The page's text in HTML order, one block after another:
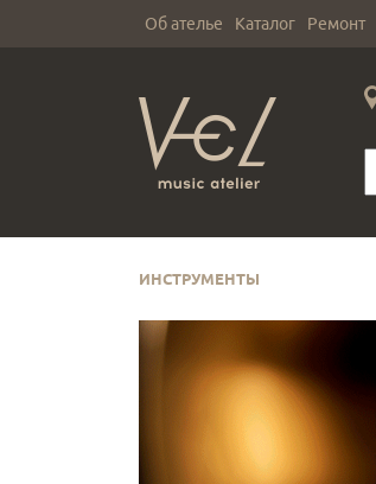
Об ателье Каталог Ремонт
ИНСТРУМЕНТЫ